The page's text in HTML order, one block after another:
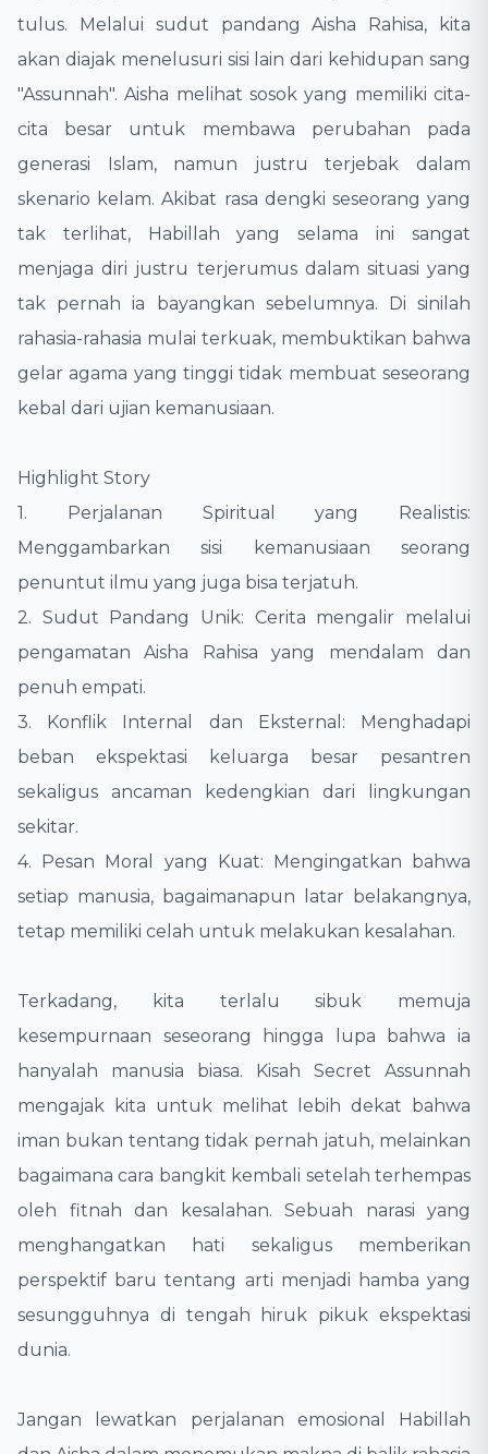
tulus. Melalui sudut pandang Aisha Rahisa, kita
akan diajak menelusuri sisi lain dari kehidupan sang
"Assunnah". Aisha melihat sosok yang memiliki cita-
cita besar untuk membawa perubahan pada
generasi Islam, namun justru terjebak dalam
skenario kelam. Akibat rasa dengki seseorang yang
tak terlihat, Habillah yang selama ini sangat
menjaga diri justru terjerumus dalam situasi yang
tak pernah ia bayangkan sebelumnya. Di sinilah
rahasia-rahasia mulai terkuak, membuktikan bahwa
gelar agama yang tinggi tidak membuat seseorang
kebal dari ujian kemanusiaan.
​Highlight Story
​1. Perjalanan Spiritual yang Realistis:
Menggambarkan sisi kemanusiaan seorang
penuntut ilmu yang juga bisa terjatuh.
​2. Sudut Pandang Unik: Cerita mengalir melalui
pengamatan Aisha Rahisa yang mendalam dan
penuh empati.
​3. Konflik Internal dan Eksternal: Menghadapi
beban ekspektasi keluarga besar pesantren
sekaligus ancaman kedengkian dari lingkungan
sekitar.
​4. Pesan Moral yang Kuat: Mengingatkan bahwa
setiap manusia, bagaimanapun latar belakangnya,
tetap memiliki celah untuk melakukan kesalahan.
​Terkadang, kita terlalu sibuk memuja
kesempurnaan seseorang hingga lupa bahwa ia
hanyalah manusia biasa. Kisah Secret Assunnah
mengajak kita untuk melihat lebih dekat bahwa
iman bukan tentang tidak pernah jatuh, melainkan
bagaimana cara bangkit kembali setelah terhempas
oleh fitnah dan kesalahan. Sebuah narasi yang
menghangatkan hati sekaligus memberikan
perspektif baru tentang arti menjadi hamba yang
sesungguhnya di tengah hiruk pikuk ekspektasi
dunia.
​Jangan lewatkan perjalanan emosional Habillah